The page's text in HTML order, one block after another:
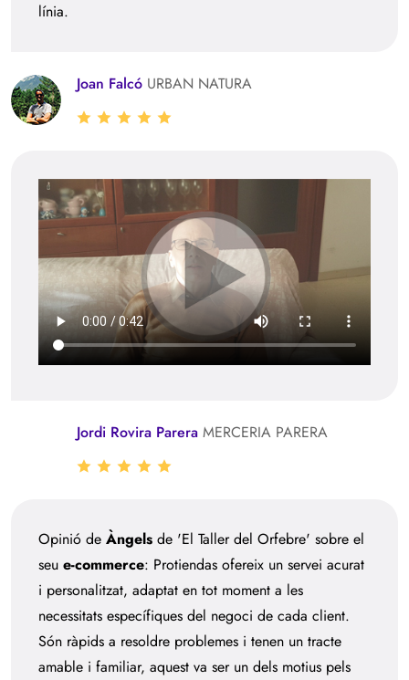
línia.
Joan Falcó URBAN NATURA
Jordi Rovira Parera MERCERIA PARERA
Opinió de Àngels de 'El Taller del Orfebre' sobre el
seu e-commerce: Protiendas ofereix un servei acurat
i personalitzat, adaptat en tot moment a les
necessitats específiques del negoci de cada client.
Són ràpids a resoldre problemes i tenen un tracte
amable i familiar, aquest va ser un dels motius pels